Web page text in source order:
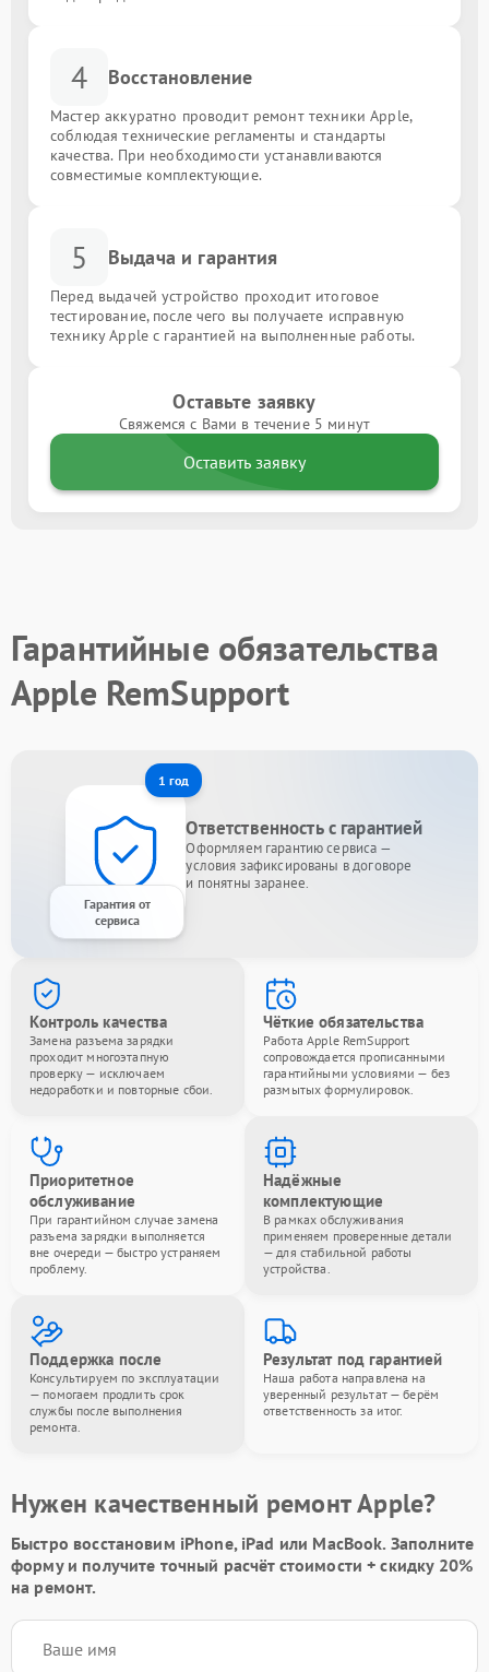
4 Восстановление
Мастер аккуратно проводит ремонт техники Apple,
соблюдая технические регламенты и стандарты
качества. При необходимости устанавливаются
совместимые комплектующие.
5 Выдача и гарантия
Перед выдачей устройство проходит итоговое
тестирование, после чего вы получаете исправную
технику Apple с гарантией на выполненные работы.
Оставьте заявку
Свяжемся с Вами в течение 5 минут
Оставить заявку
Гарантийные обязательства
Apple RemSupport
1 год
Гарантия от
сервиса
Ответственность с гарантией
Оформляем гарантию сервиса —
условия зафиксированы в договоре
и понятны заранее.
Контроль качества
Замена разъема зарядки
проходит многоэтапную
проверку — исключаем
недоработки и повторные сбои.
Чёткие обязательства
Работа Apple RemSupport
сопровождается прописанными
гарантийными условиями — без
размытых формулировок.
Приоритетное
обслуживание
При гарантийном случае замена
разъема зарядки выполняется
вне очереди — быстро устраняем
проблему.
Надёжные
комплектующие
В рамках обслуживания
применяем проверенные детали
— для стабильной работы
устройства.
Поддержка после
Консультируем по эксплуатации
— помогаем продлить срок
службы после выполнения
ремонта.
Результат под гарантией
Наша работа направлена на
уверенный результат — берём
ответственность за итог.
Нужен качественный ремонт Apple?
Быстро восстановим iPhone, iPad или MacBook. Заполните
формуи получите точный расчёт стоимости +скидку 20%
на ремонт.